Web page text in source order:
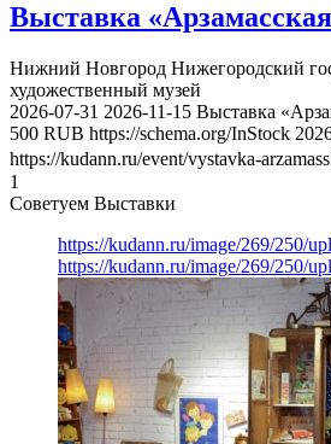
Выставка
Нижний Новгород Нижегородский
художественный музей
2026-07-31 2026-11-15 Выставка
500 RUB https://schema.org/InStock
https://kudann.ru/event/vystavka-
1
Советуем Выставки
https://kudann.ru/image/269/250/
https://kudann.ru/image/269/250/